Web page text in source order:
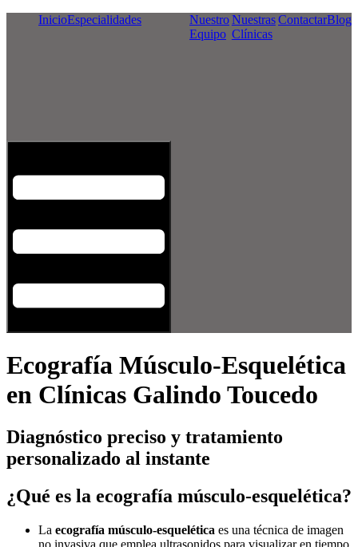
InicioEspecialidades
Nuestro
Equipo
Nuestras
Clínicas
ContactarBlog
Ecografía Músculo-Esquelética
en Clínicas Galindo Toucedo
Diagnóstico preciso y tratamiento
personalizado al instante
¿Qué es la ecografía músculo-esquelética?
La ecografía músculo-esquelética es una técnica de imagen
no invasiva que emplea ultrasonidos para visualizar en tiempo